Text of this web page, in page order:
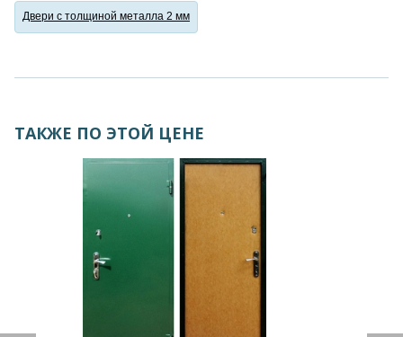
Двери с толщиной металла 2 мм
ТАКЖЕ ПО ЭТОЙ ЦЕНЕ